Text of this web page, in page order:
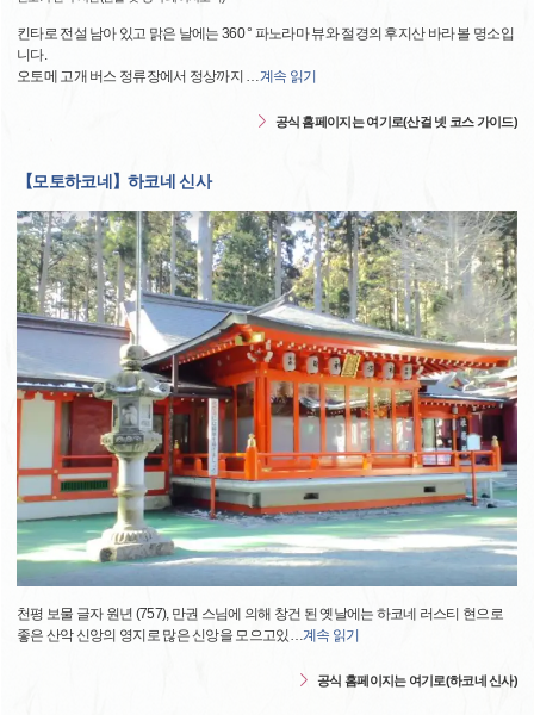
킨타로 전설 남아 있고 맑은 날에는 360 ° 파노라마 뷰와 절경의 후지산 바라 볼 명소입
니다.
오토메 고개 버스 정류장에서 정상까지 …계속 읽기
공식 홈페이지는 여기로(산걸 넷 코스 가이드)
【모토하코네】하코네 신사
천평 보물 글자 원년 (757), 만권 스님에 의해 창건 된 옛날에는 하코네 러스티 현으로
좋은 산악 신앙의 영지로 많은 신앙을 모으고있…계속 읽기
공식 홈페이지는 여기로(하코네 신사)